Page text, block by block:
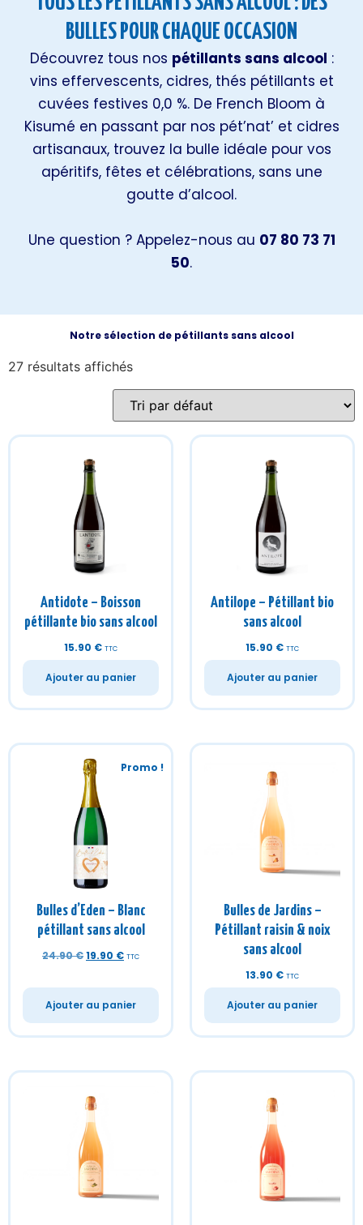
Kisumé en passant par nos pét’nat’ et cidres
artisanaux, trouvez la bulle idéale pour vos
apéritifs, fêtes et célébrations, sans une
goutte d’alcool.
Une question ? Appelez-nous au07 80 73 71
50.
Antidote – Boisson
pétillante bio sans alcool
15.90€
Ajouter au panier
Antilope – Pétillant bio
sans alcool
15.90€ TTC
Ajouter au panier
Promo !
Bulles d’Eden – Blanc
pétillant sans alcool
24.90€19.90
Bulles de Jardins –
Pétillant raisin & noix
sans alcool
13.90€ TTC
Bulles de Jardins –
Pétillant romarin &
bergamote sans alcool
13.90€ TTC
Bulles de Jardins –
Pétillant rose &
gingembre sans alcool
13.90€ TTC